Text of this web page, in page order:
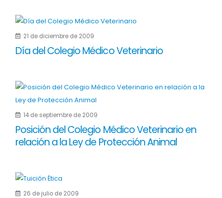
21 de diciembre de 2009
Día del Colegio Médico Veterinario
14 de septiembre de 2009
Posición del Colegio Médico Veterinario en
relación a la Ley de Protección Animal
26 de julio de 2009